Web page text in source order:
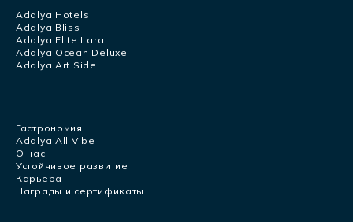
Adalya Hotels
Adalya Bliss
Adalya Elite Lara
Adalya Ocean Deluxe
Adalya Art Side
Гастрономия
Adalya All Vibe
О нас
Устойчивое развитие
Карьера
Награды и сертификаты